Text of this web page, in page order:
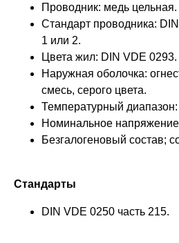
Проводник: медь цельная.
Стандарт проводника:
1 или 2.
Цвета жил: DIN VDE 0293.
Наружная оболочка:
смесь, серого цвета.
Температурный диапазон:
Номинальное
Безгалогеновый состав;
Стандарты
DIN VDE 0250 часть 215.